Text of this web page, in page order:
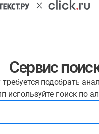
Сервис
подобрать
используйте поиск по